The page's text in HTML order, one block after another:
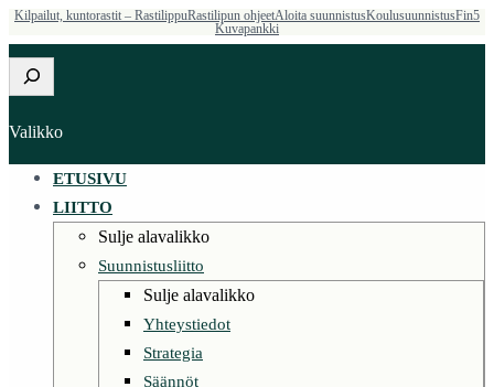
Siirry
sisältöön
Kilpailut, kuntorastit – RastilippuRastilipun ohjeetAloita suunnistusKoulusuunnistusFin5
Kuvapankki
Etsi
Valikko
ETUSIVU
LIITTO
Sulje alavalikko
Suunnistusliitto
Sulje alavalikko
Yhteystiedot
Strategia
Säännöt